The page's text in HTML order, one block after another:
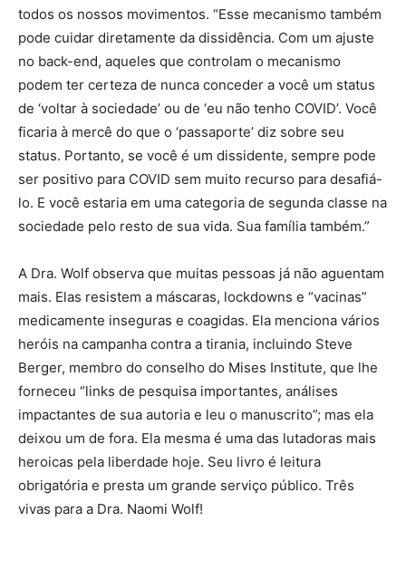
todos os nossos movimentos. “Esse mecanismo também
pode cuidar diretamente da dissidência. Com um ajuste
no back-end, aqueles que controlam o mecanismo
podem ter certeza de nunca conceder a você um status
de ‘voltar à sociedade’ ou de ‘eu não tenho COVID’. Você
ficaria à mercê do que o ‘passaporte’ diz sobre seu
status. Portanto, se você é um dissidente, sempre pode
ser positivo para COVID sem muito recurso para desafiá-
lo. E você estaria em uma categoria de segunda classe na
sociedade pelo resto de sua vida. Sua família também.”
A Dra. Wolf observa que muitas pessoas já não aguentam
mais. Elas resistem a máscaras, lockdowns e “vacinas”
medicamente inseguras e coagidas. Ela menciona vários
heróis na campanha contra a tirania, incluindo Steve
Berger, membro do conselho do Mises Institute, que lhe
forneceu “links de pesquisa importantes, análises
impactantes de sua autoria e leu o manuscrito”; mas ela
deixou um de fora. Ela mesma é uma das lutadoras mais
heroicas pela liberdade hoje. Seu livro é leitura
obrigatória e presta um grande serviço público. Três
vivas para a Dra. Naomi Wolf!